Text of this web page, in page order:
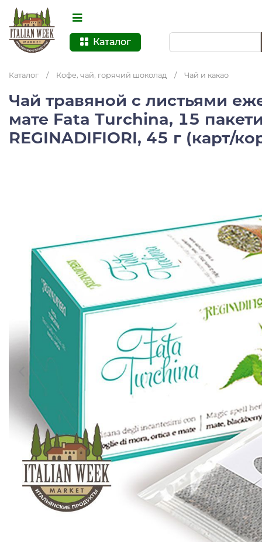
Каталог
Каталог / Кофе, чай, горячий шоколад / Чай и какао
Чай травяной с листьями
мате Fata Turchina, 15
REGINADIFIORI, 45 г (карт/